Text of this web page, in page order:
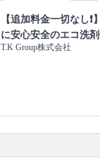
【追加料金一切なし
に安心安全のエコ洗
T.K Group株式会社